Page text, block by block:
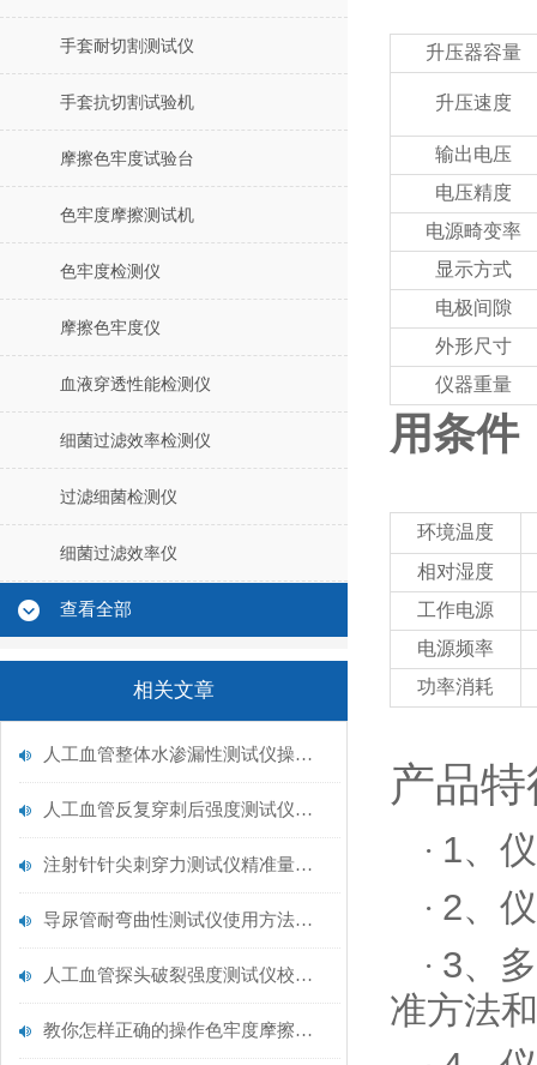
手套耐切割测试仪
手套抗切割试验机
摩擦色牢度试验台
色牢度摩擦测试机
色牢度检测仪
摩擦色牢度仪
血液穿透性能检测仪
细菌过滤效率检测仪
过滤细菌检测仪
细菌过滤效率仪
查看全部
相关文章
人工血管整体水渗漏性测试仪操作中最容易出错的步骤
人工血管反复穿刺后强度测试仪是什么？透析患者的“生命管“质量靠它把关！
注射针针尖刺穿力测试仪精准量化针尖锋利度，构筑临床安全防线
导尿管耐弯曲性测试仪使用方法与操作规范
人工血管探头破裂强度测试仪校准规范：精准赋能医疗安全的技术基准
教你怎样正确的操作色牢度摩擦测试机
升压器容量
升压速度
输出电压
电压精度
电源畸变率
显示方式
电极间隙
外形尺寸
仪器重量
用条件
环境温度
相对湿度
工作电源
电源频率
功率消耗
产品
· 1、
· 2、
· 3、
准方法